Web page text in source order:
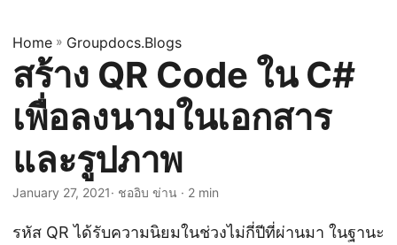
e
n
v
g
a
Home » Groupdocs.Blogs
สร้าง QR Code ใน C#
เพื่อลงนามในเอกสาร
และรูปภาพ
January 27, 2021· ชออิบ ข่าน · 2 min
รหัส QR ได้รับความนิยมในช่วงไม่กี่ปีที่ผ่านมา ในฐานะ